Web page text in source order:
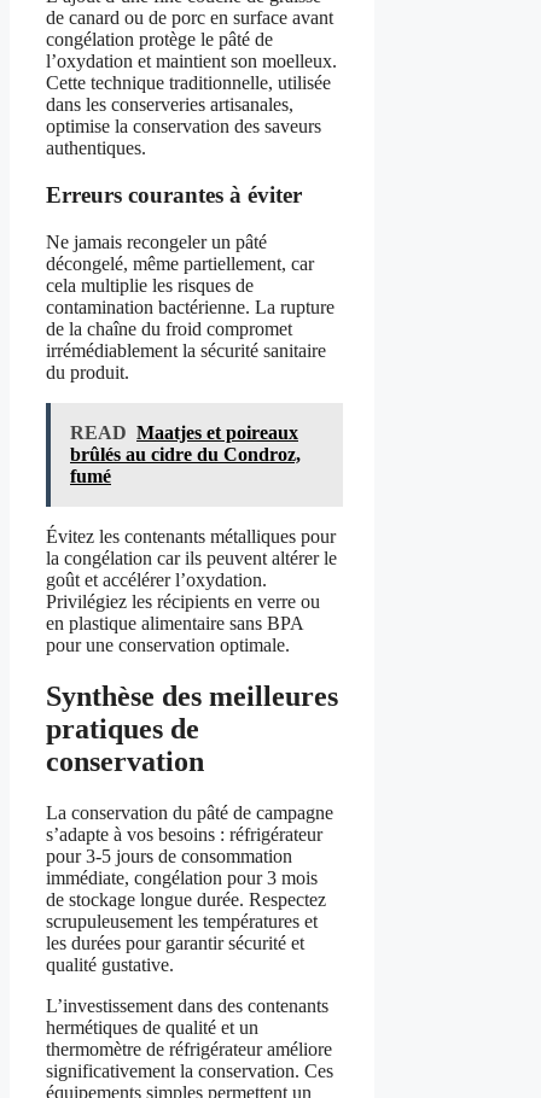
de canard ou de porc en surface avant
congélation protège le pâté de
l’oxydation et maintient son moelleux.
Cette technique traditionnelle, utilisée
dans les conserveries artisanales,
optimise la conservation des saveurs
authentiques.
Erreurs courantes à éviter
Ne jamais recongeler un pâté
décongelé, même partiellement, car
cela multiplie les risques de
contamination bactérienne. La rupture
de la chaîne du froid compromet
irrémédiablement la sécurité sanitaire
du produit.
READ Maatjes et poireaux
brûlés au cidre du Condroz,
fumé
Évitez les contenants métalliques pour
la congélation car ils peuvent altérer le
goût et accélérer l’oxydation.
Privilégiez les récipients en verre ou
en plastique alimentaire sans BPA
pour une conservation optimale.
Synthèse des meilleures
pratiques de
conservation
La conservation du pâté de campagne
s’adapte à vos besoins : réfrigérateur
pour 3-5 jours de consommation
immédiate, congélation pour 3 mois
de stockage longue durée. Respectez
scrupuleusement les températures et
les durées pour garantir sécurité et
qualité gustative.
L’investissement dans des contenants
hermétiques de qualité et un
thermomètre de réfrigérateur améliore
significativement la conservation. Ces
équipements simples permettent un